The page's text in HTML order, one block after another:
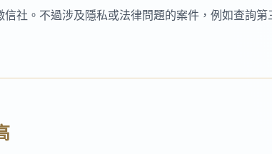
社。不過涉及隱私或法律問題的案件，例如查詢